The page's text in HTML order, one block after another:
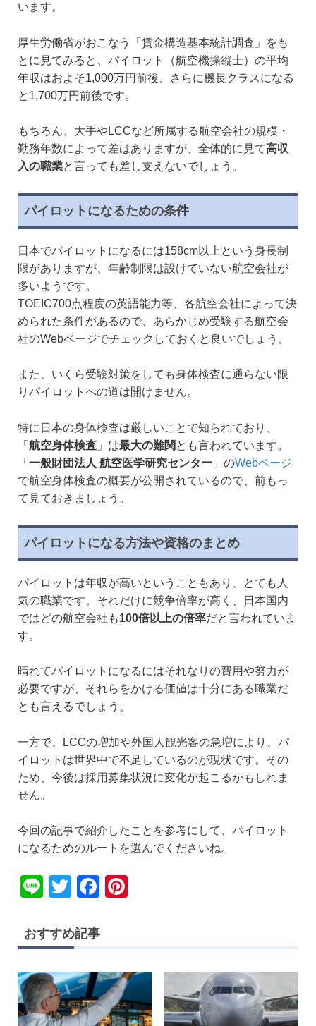
います。
厚生労働省がおこなう「賃金構造基本統計調査」をも
とに見てみると、パイロット（航空機操縦士）の平均
年収はおよそ1,000万円前後、さらに機長クラスになる
と1,700万円前後です。
もちろん、大手やLCCなど所属する航空会社の規模・
勤務年数によって差はありますが、全体的に見て高収
入の職業と言っても差し支えないでしょう。
パイロットになるための条件
日本でパイロットになるには158cm以上という身長制
限がありますが、年齢制限は設けていない航空会社が
多いようです。
TOEIC700点程度の英語能力等、各航空会社によって決
められた条件があるので、あらかじめ受験する航空会
社のWebページでチェックしておくと良いでしょう。
また、いくら受験対策をしても身体検査に通らない限
りパイロットへの道は開けません。
特に日本の身体検査は厳しいことで知られており、
「 航空身体検査 」は最大の難関 とも言われています。
「 一般財団法人 航空医学研究センター 」のWebページ
で航空身体検査の概要が公開されているので、前もっ
て見ておきましょう。
パイロットになる方法や資格のまとめ
パイロットは年収が高いということもあり、とても人
気の職業です。それだけに競争倍率が高く、日本国内
ではどの航空会社も100倍以上の倍率だと言われていま
す。
晴れてパイロットになるにはそれなりの費用や努力が
必要ですが、それらをかける価値は十分にある職業だ
とも言えるでしょう。
一方で、LCCの増加や外国人観光客の急増により、パ
イロットは世界中で不足しているのが現状です。その
ため、今後は採用募集状況に変化が起こるかもしれま
せん。
今回の記事で紹介したことを参考にして、パイロット
になるためのルートを選んでくださいね。
Li
e
T
tt
er
F
c
b
o
st
おすすめ記事